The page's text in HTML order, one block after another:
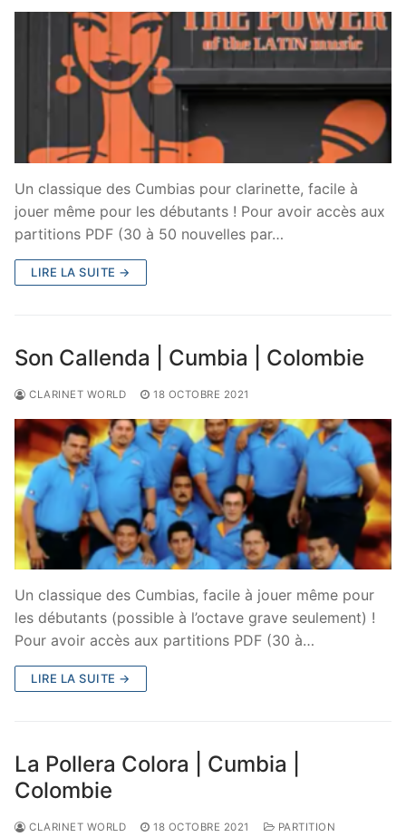
Un classique des Cumbias pour clarinette, facile à
jouer même pour les débutants ! Pour avoir accès aux
partitions PDF (30 à 50 nouvelles par…
LIRE LA SUITE →
Son Callenda | Cumbia | Colombie
CLARINET WORLD 18 OCTOBRE 2021
Un classique des Cumbias, facile à jouer même pour
les débutants (possible à l’octave grave seulement) !
Pour avoir accès aux partitions PDF (30 à…
LIRE LA SUITE →
La Pollera Colora | Cumbia |
Colombie
CLARINET WORLD 18 OCTOBRE 2021 PARTITION